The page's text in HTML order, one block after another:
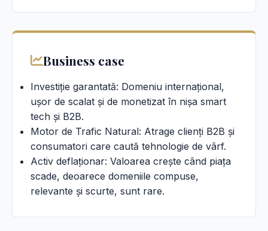
Business case
Investiție garantată: Domeniu internațional,
ușor de scalat și de monetizat în nișa smart
tech și B2B.
Motor de Trafic Natural: Atrage clienți B2B și
consumatori care caută tehnologie de vârf.
Activ deflaționar: Valoarea crește când piața
scade, deoarece domeniile compuse,
relevante și scurte, sunt rare.